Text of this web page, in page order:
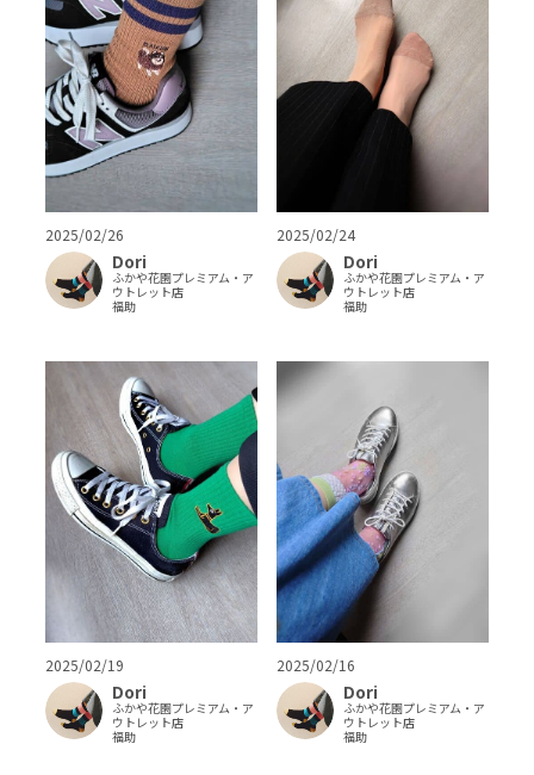
2025/02/26
Dori
ふかや花園プレミアム・ア
ウトレット店
福助
2025/02/24
Dori
ふかや花園プレミアム・ア
ウトレット店
福助
2025/02/19
Dori
ふかや花園プレミアム・ア
ウトレット店
福助
2025/02/16
Dori
ふかや花園プレミアム・ア
ウトレット店
福助